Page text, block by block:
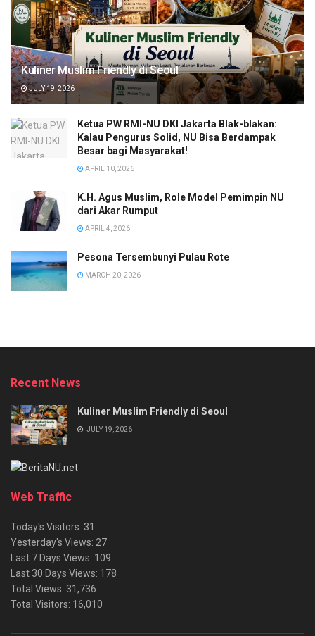
Kuliner Muslim Friendly di Seoul
JULY 19, 2026
Ketua PW RMI-NU DKI Jakarta Blak-blakan:
Kalau Pengurus Solid, NU Bisa Berdampak
Besar bagi Masyarakat!
APRIL 10, 2026
K.H. Agus Muslim, Role Model Pemimpin NU
dari Akar Rumput
APRIL 4, 2026
Pesona Tersembunyi Pulau Rote
MARCH 20, 2026
Recent News
Kuliner Muslim Friendly di Seoul
JULY 19, 2026
Web Traffic
Today's Visitors: 31
Yesterday's Views: 27
Last 7 Days Views: 109
Last 30 Days Views: 178
Total Views: 31,736
Total Visitors: 16,010